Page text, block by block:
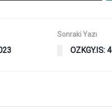
Sonraki Yazı
OZKGY.IS: